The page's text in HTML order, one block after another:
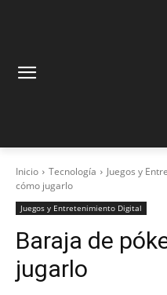
Inicio Tecnología Juegos y
cómo jugarlo
Juegos y Entretenimiento Digital
Baraja de
jugarlo